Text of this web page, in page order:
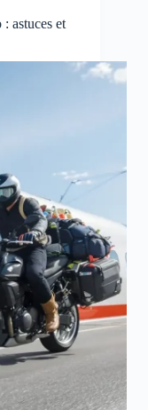
astuces et